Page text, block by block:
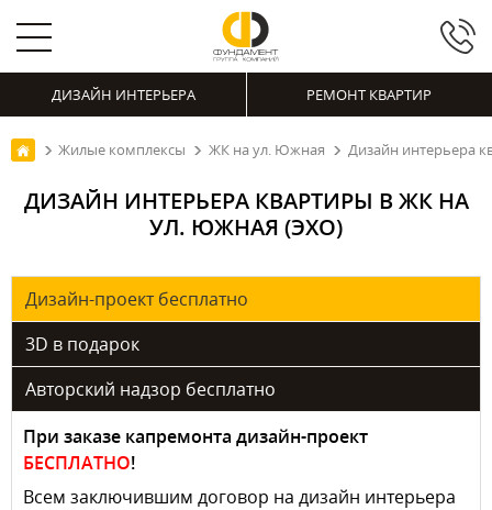
ДИЗАЙН ИНТЕРЬЕРА РЕМОНТ КВАРТИР
Жилые комплексы ЖК на ул. Южная Дизайн интерьера
ДИЗАЙН ИНТЕРЬЕРА КВАРТИРЫ В ЖК НА
УЛ. ЮЖНАЯ (ЭХО)
Дизайн-проект бесплатно
3D в подарок
Авторский надзор бесплатно
При заказе капремонта дизайн-проект
БЕСПЛАТНО!
Всем заключившим договор на дизайн интерьера